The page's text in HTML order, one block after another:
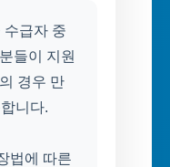
수급자 중
들이 지원
경우 만
니다.
법에 따른